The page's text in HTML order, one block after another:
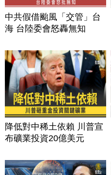
中共假借颱風「交管」台
海 台陸委會怒轟無知
降低對中稀土依賴 川普宣
布礦業投資20億美元